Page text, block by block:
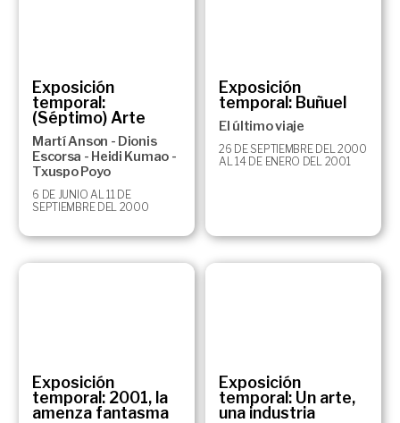
Exposición
temporal:
(Séptimo) Arte
Martí Anson - Dionis
Escorsa - Heidi Kumao -
Txuspo Poyo
6 DE JUNIO AL 11 DE
SEPTIEMBRE DEL 2000
Exposición
temporal: Buñuel
El último viaje
26 DE SEPTIEMBRE DEL 2000
AL 14 DE ENERO DEL 2001
Exposición
temporal: 2001, la
amenza fantasma
Exposición
temporal: Un arte,
una industria